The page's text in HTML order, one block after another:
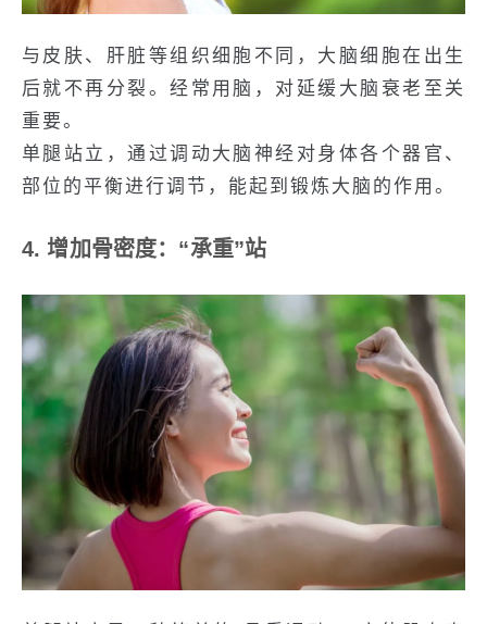
与皮肤、肝脏等组织细胞不同，大脑细胞在出生
后就不再分裂。经常用脑，对延缓大脑衰老至关
重要。
单腿站立，通过调动大脑神经对身体各个器官、
部位的平衡进行调节，能起到锻炼大脑的作用。
4. 增加骨密度：“承重”站